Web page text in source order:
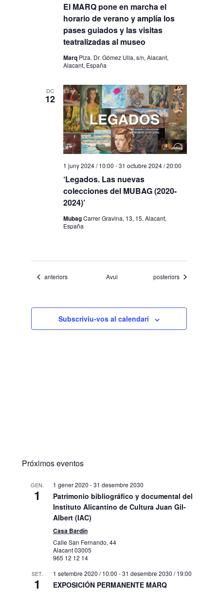
El MARQ pone en marcha el
horario de verano y amplía los
pases guiados y las visitas
teatralizadas al museo
Marq Plza. Dr. Gómez Ulla, s/n, Alacant,
Alacant, España
DC
12
‘Legados. Las nuevas
colecciones del MUBAG (2020-
2024)’
1 juny 2024 / 10:00 -31 octubre 2024 / 20:00
MubagCarrer Gravina, 13, 15, Alacant,
España
Esdeveniments
anteriors Avui Esdeveniments
posteriors
Subscriviu-vos al calendari
Próximos eventos
GEN.
1
1 gener 2020 -31 desembre 2030
Patrimonio bibliográfico y documental del
Instituto Alicantino de Cultura Juan Gil-
Albert (IAC)
Casa Bardín
Calle San Fernando, 44
Alacant03005
965 12 12 14
SET.
1
1 setembre 2020 / 10:00 -31 desembre 2030 / 19:00
EXPOSICIÓN PERMANENTE MARQ